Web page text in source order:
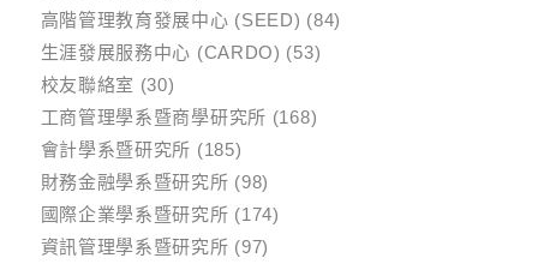
高階管理教育發展中心 (SEED) (84)
生涯發展服務中心 (CARDO) (53)
校友聯絡室 (30)
工商管理學系暨商學研究所 (168)
會計學系暨研究所 (185)
財務金融學系暨研究所 (98)
國際企業學系暨研究所 (174)
資訊管理學系暨研究所 (97)